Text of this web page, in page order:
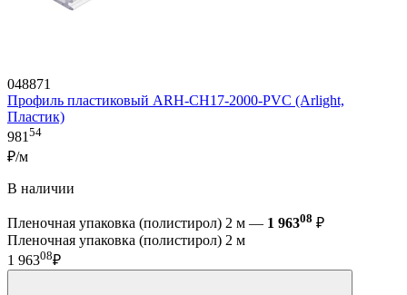
048871
Профиль пластиковый ARH-CH17-2000-PVC (Arlight,
Пластик)
98154
₽/м
В наличии
Пленочная упаковка (полистирол) 2 м — 1 96308 ₽
Пленочная упаковка (полистирол) 2 м
1 96308₽